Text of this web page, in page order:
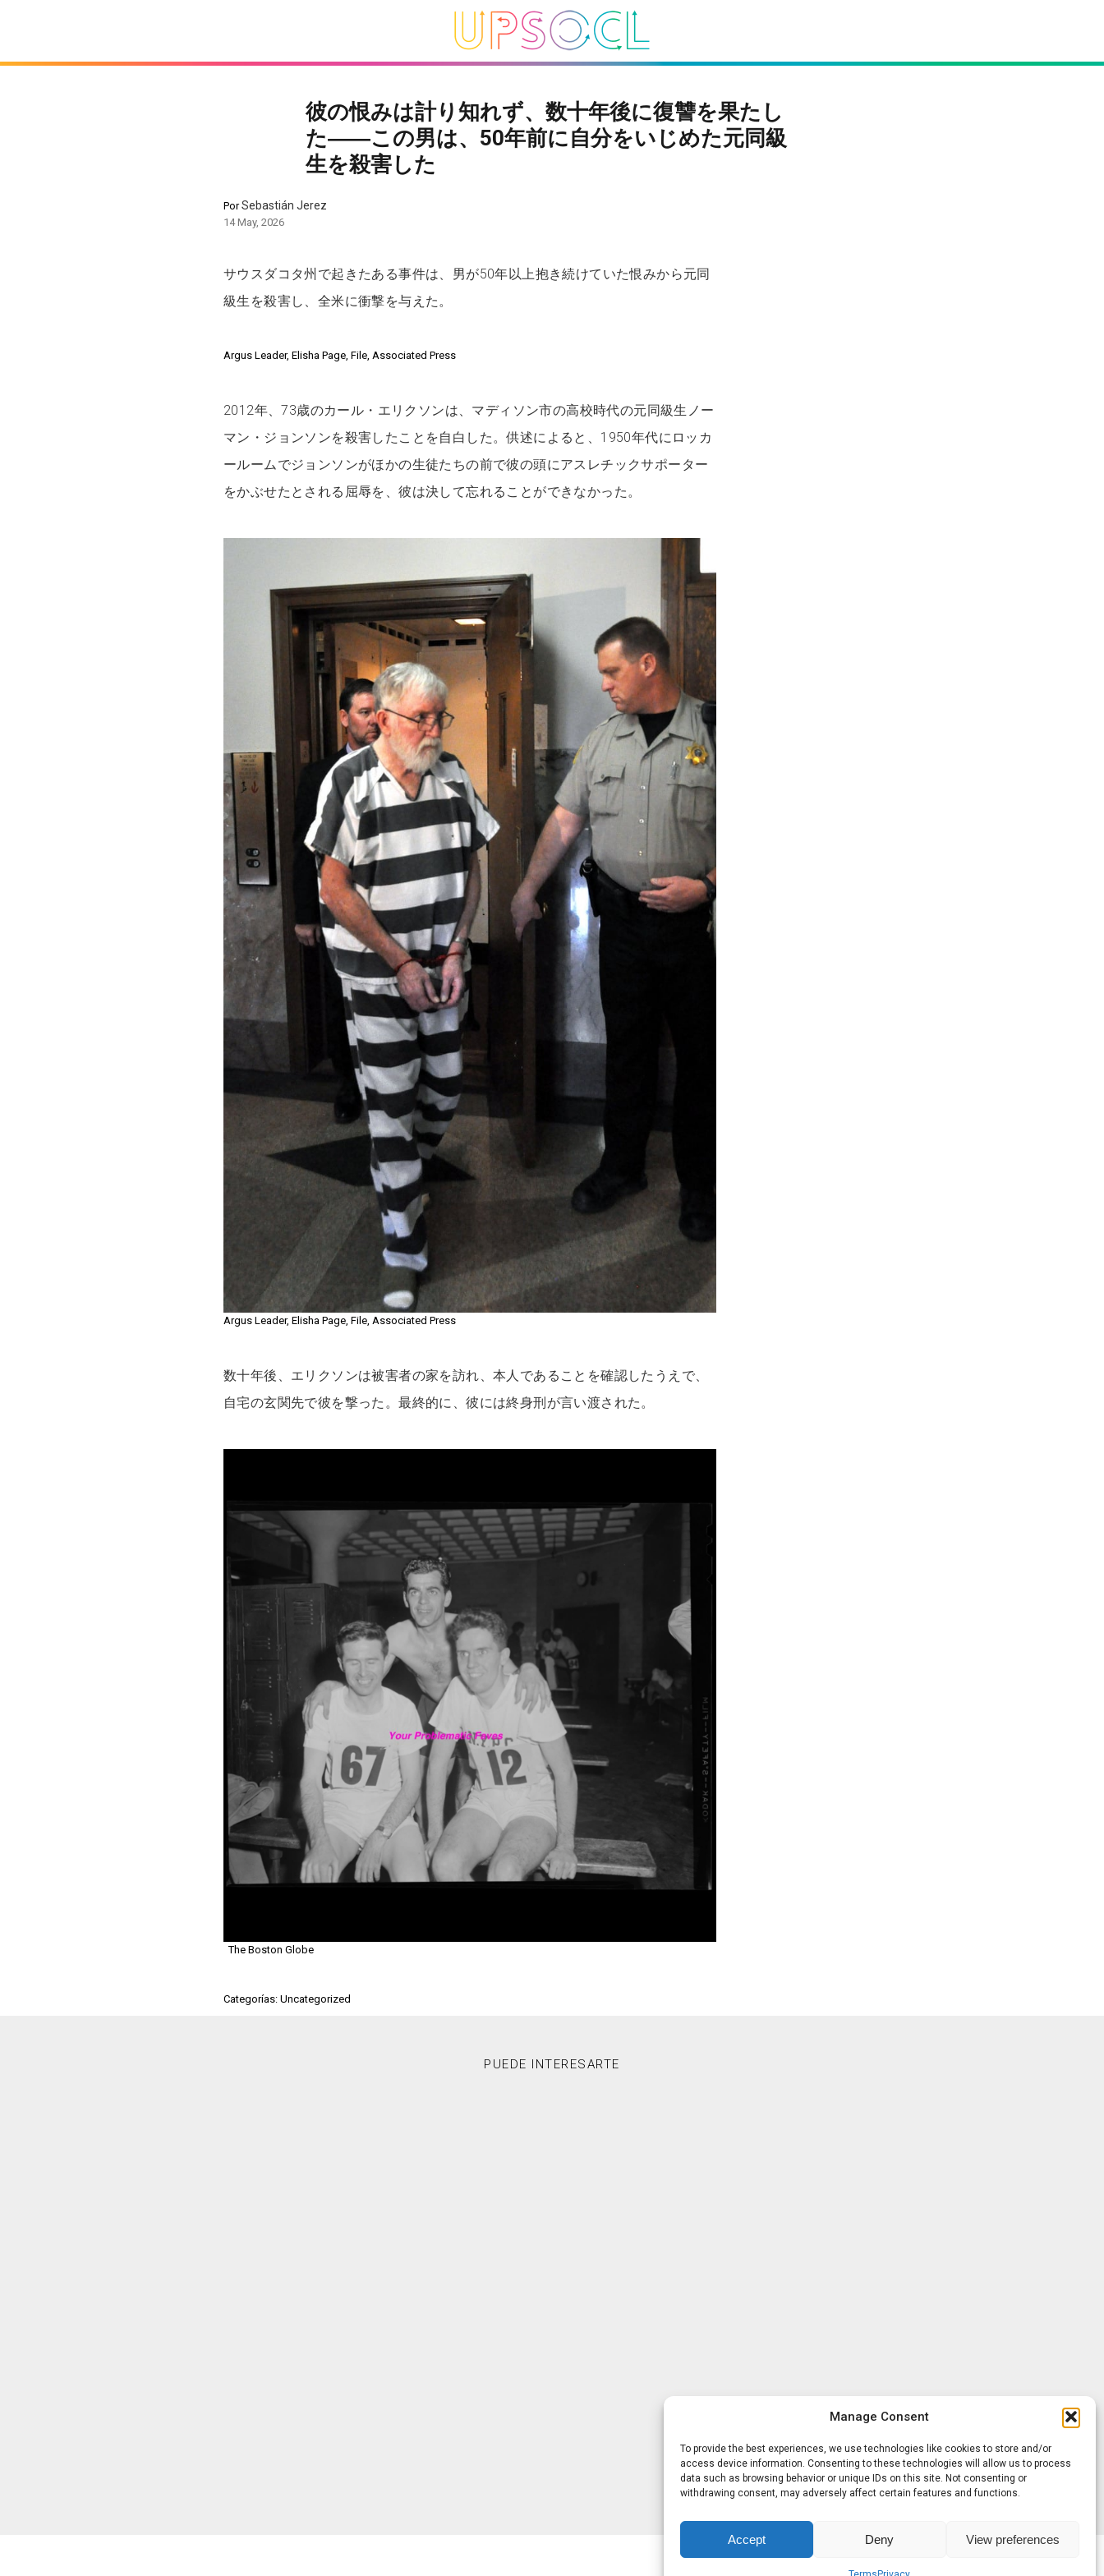
Manage Consent
To provide the best experiences, we use technologies like cookies to store and/or
access device information. Consenting to these technologies will allow us to process
data such as browsing behavior or unique IDs on this site. Not consenting or
withdrawing consent, may adversely affect certain features and functions.
Accept Deny View preferences
彼の恨みは計り知れず、数十年後に復讐を果たし
た――この男は、50年前に自分をいじめた元同級
生を殺害した
PorSebastián Jerez
14 May, 2026
サウスダコタ州で起きたある事件は、男が50年以上抱き続けていた恨みから元同
級生を殺害し、全米に衝撃を与えた。
Argus Leader, Elisha Page, File, Associated Press
2012年、73歳のカール・エリクソンは、マディソン市の高校時代の元同級生ノー
マン・ジョンソンを殺害したことを自白した。供述によると、1950年代にロッカ
ールームでジョンソンがほかの生徒たちの前で彼の頭にアスレチックサポーター
をかぶせたとされる屈辱を、彼は決して忘れることができなかった。
Argus Leader, Elisha Page, File, Associated Press
数十年後、エリクソンは被害者の家を訪れ、本人であることを確認したうえで、
自宅の玄関先で彼を撃った。最終的に、彼には終身刑が言い渡された。
The Boston Globe
Categorías: Uncategorized
PUEDE INTERESARTE